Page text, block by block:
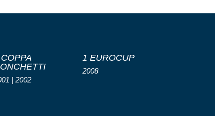
| 2002
1 EUROCUP
2008